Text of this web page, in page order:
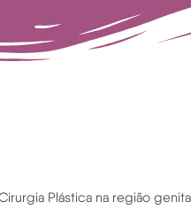
Plástica na região